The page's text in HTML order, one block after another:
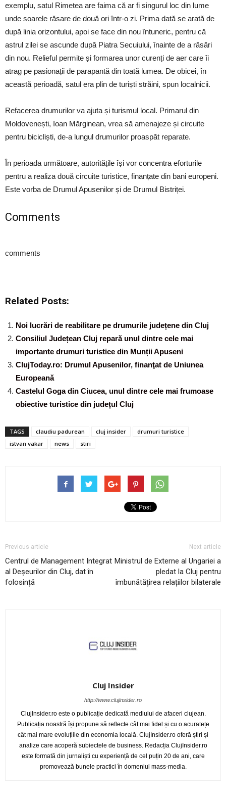
exemplu, satul Rimetea are faima că ar fi singurul loc din lume
unde soarele răsare de două ori într-o zi. Prima dată se arată de
după linia orizontului, apoi se face din nou întuneric, pentru că
astrul zilei se ascunde după Piatra Secuiului, înainte de a răsări
din nou. Relieful permite și formarea unor curenți de aer care îi
atrag pe pasionații de parapantă din toată lumea. De obicei, în
această perioadă, satul era plin de turiști străini, spun localnicii.
Refacerea drumurilor va ajuta și turismul local. Primarul din
Moldovenești, Ioan Mărginean, vrea să amenajeze și circuite
pentru bicicliști, de-a lungul drumurilor proaspăt reparate.
În perioada următoare, autoritățile își vor concentra eforturile
pentru a realiza două circuite turistice, finanțate din bani europeni.
Este vorba de Drumul Apusenilor și de Drumul Bistriței.
Comments
comments
Related Posts:
Noi lucrări de reabilitare pe drumurile județene din Cluj
Consiliul Județean Cluj repară unul dintre cele mai
importante drumuri turistice din Munții Apuseni
ClujToday.ro: Drumul Apusenilor, finanţat de Uniunea
Europeană
Castelul Goga din Ciucea, unul dintre cele mai frumoase
obiective turistice din județul Cluj
TAGS claudiu padurean cluj insider
drumuri turistice
istvan vakar
news stiri
Previous article
Centrul de Management Integrat
al Deșeurilor din Cluj, dat în
folosință
Next article
Ministrul de Externe al Ungariei a
pledat la Cluj pentru
îmbunătățirea relațiilor bilaterale
Cluj Insider
http://www.clujinsider.ro
ClujInsider.ro este o publicație dedicată mediului de afaceri clujean.
Publicația noastră își propune să reflecte cât mai fidel și cu o acuratețe
cât mai mare evoluțiile din economia locală. ClujInsider.ro oferă știri și
analize care acoperă subiectele de business. Redacția ClujInsider.ro
este formată din jurnaliști cu experiență de cel puțin 20 de ani, care
promovează bunele practici în domeniul mass-media.